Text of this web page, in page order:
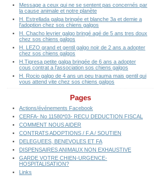
Message a ceux qui ne se sentent pas concernés par
la cause animale et notre planète
H. Estrellada galga bringée et blanche 3a et demie a
l'adoption chez sos chiens galgos
H. Chacho levrier galgo bringé agé de 5 ans tres doux
chez sos chiens galgos
H. LEZO grand et gentil galgo noir de 2 ans a adopter
chez sos chiens galgos
H.Tigresa petite galga bringée de 6 ans a adopter
cous contrat a l'association sos chiens galgos
H. Rocio galgo de 4 ans un peu trauma mais gentil qui
vous attend vite chez sos chiens galgos
Pages
Actions/événements Facebook
CERFA- No 11580*03- RECU DEDUCTION FISCAL
COMMENT NOUS AIDER
CONTRATS ADOPTIONS / F.A / SOUTIEN
DELEGUEES, BENEVOLES ET FA
DISPENSAIRES ANIMAUX NON EXHAUSTIVE
GARDE VOTRE CHIEN-URGENCE-
HOSPITALISATION?
Links